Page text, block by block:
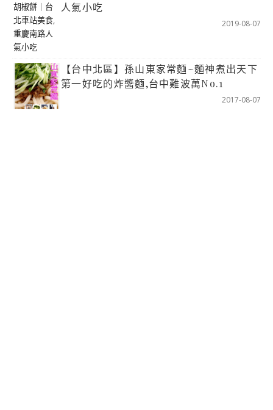
人氣小吃
2019-08-07
【台中北區】孫山東家常麵~麵神煮出天下
第一好吃的炸醬麵,台中難波萬No.1
2017-08-07